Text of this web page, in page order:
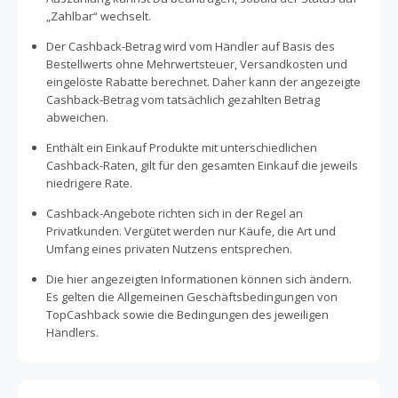
„Zahlbar“ wechselt.
Der Cashback-Betrag wird vom Händler auf Basis des
Bestellwerts ohne Mehrwertsteuer, Versandkosten und
eingelöste Rabatte berechnet. Daher kann der angezeigte
Cashback-Betrag vom tatsächlich gezahlten Betrag
abweichen.
Enthält ein Einkauf Produkte mit unterschiedlichen
Cashback-Raten, gilt für den gesamten Einkauf die jeweils
niedrigere Rate.
Cashback-Angebote richten sich in der Regel an
Privatkunden. Vergütet werden nur Käufe, die Art und
Umfang eines privaten Nutzens entsprechen.
Die hier angezeigten Informationen können sich ändern.
Es gelten die Allgemeinen Geschäftsbedingungen von
TopCashback sowie die Bedingungen des jeweiligen
Händlers.